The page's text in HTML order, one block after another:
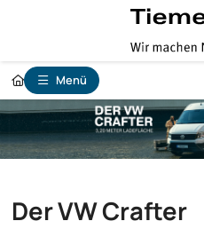
Menü
Der VW Crafter